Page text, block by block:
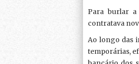
Para burlar
contratava
Ao longo das
temporárias,